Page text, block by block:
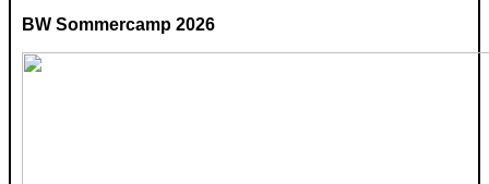
BW Sommercamp 2026